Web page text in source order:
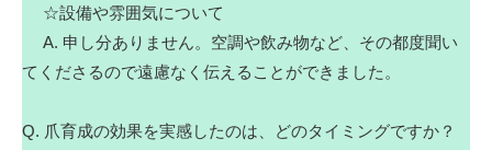
☆設備や雰囲気について
A. 申し分ありません。空調や飲み物など、その都度聞い
てくださるので遠慮なく伝えることができました。
Q. 爪育成の効果を実感したのは、どのタイミングですか？